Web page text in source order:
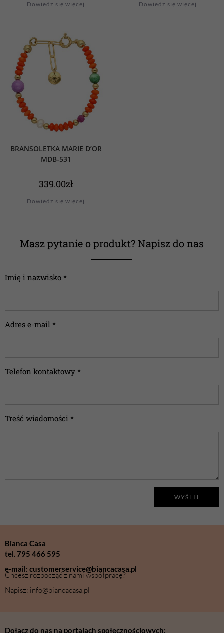
Dowiedz się więcej Dowiedz się więcej
BRANSOLETKA MARIE D’OR
MDB-531
339.00zł
Dowiedz się więcej
Masz pytanie o produkt? Napisz do nas
Imię i nazwisko *
Adres e-mail *
Telefon kontaktowy *
Treść wiadomości *
WYŚLIJ
Bianca Casa
tel. 795 466 595
e-mail: customerservice@biancacasa.pl
Chcesz rozpocząć z nami współpracę?
Napisz: info@biancacasa.pl
Dołącz do nas na portalach społecznościowych: